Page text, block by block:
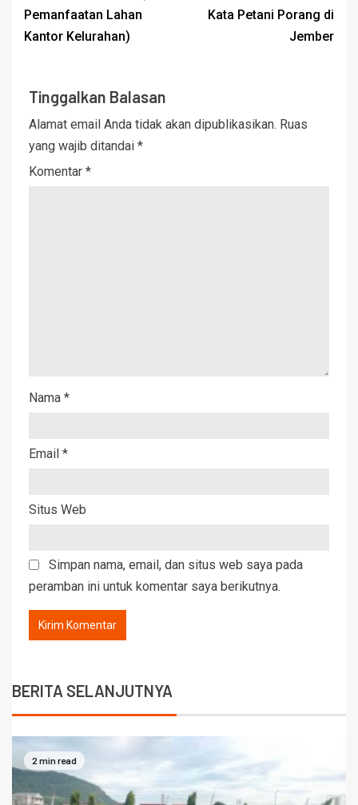
Pemanfaatan Lahan
Kantor Kelurahan)
Kata Petani Porang di
Jember
Tinggalkan Balasan
Alamat email Anda tidak akan dipublikasikan. Ruas
yang wajib ditandai *
Komentar *
Nama *
Email *
Situs Web
Simpan nama, email, dan situs web saya pada
peramban ini untuk komentar saya berikutnya.
BERITA SELANJUTNYA
2 min read